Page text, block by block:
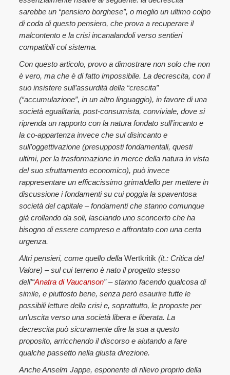
sarebbe un “pensiero borghese”, o meglio un ultimo colpo
di coda di questo pensiero, che prova a recuperare il
malcontento e la crisi incanalandoli verso sentieri
compatibili col sistema.
Con questo articolo, provo a dimostrare non solo che non
è vero, ma che è di fatto impossibile. La decrescita, con il
suo insistere sull’assurdità della “crescita”
(“accumulazione”, in un altro linguaggio), in favore di una
società egualitaria, post-consumista, conviviale, dove si
riprenda un rapporto con la natura fondato sull’incanto e
la co-appartenza invece che sul disincanto e
sull’oggettivazione (presupposti fondamentali, questi
ultimi, per la trasformazione in merce della natura in vista
del suo sfruttamento economico), può invece
rappresentare un efficacissimo grimaldello per mettere in
discussione i fondamenti su cui poggia la spaventosa
società del capitale – fondamenti che stanno comunque
già crollando da soli, lasciando uno sconcerto che ha
bisogno di essere compreso e affrontato con una certa
urgenza.
Altri pensieri, come quello dellaWertkritik (it.: Critica del
Valore) – sul cui terreno è nato il progetto stesso
dell’“Anatra di Vaucanson” – stanno facendo qualcosa di
simile, e piuttosto bene, senza però esaurire tutte le
possibili letture della crisi e, soprattutto, le proposte per
un’uscita verso una società libera e liberata. La
decrescita può sicuramente dire la sua a questo
proposito, arricchendo il discorso e aiutando a fare
qualche passetto nella giusta direzione.
Anche Anselm Jappe, esponente di rilievo proprio della